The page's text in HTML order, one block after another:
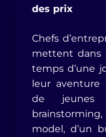
des prix
Chefs
mettent dans
temps d’une
leur aventure
de jeunes
model, d’un